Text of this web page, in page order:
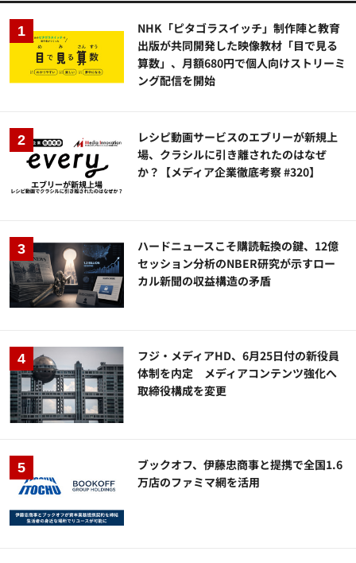
NHK「ピタゴラスイッチ」制作陣と教育
出版が共同開発した映像教材「目で見る
算数」、月額680円で個人向けストリーミ
ング配信を開始
レシピ動画サービスのエブリーが新規上
場、クラシルに引き離されたのはなぜ
か？【メディア企業徹底考察 #320】
ハードニュースこそ購読転換の鍵、12億
セッション分析のNBER研究が示すロー
カル新聞の収益構造の矛盾
フジ・メディアHD、6月25日付の新役員
体制を内定 メディアコンテンツ強化へ
取締役構成を変更
ブックオフ、伊藤忠商事と提携で全国1.6
万店のファミマ網を活用